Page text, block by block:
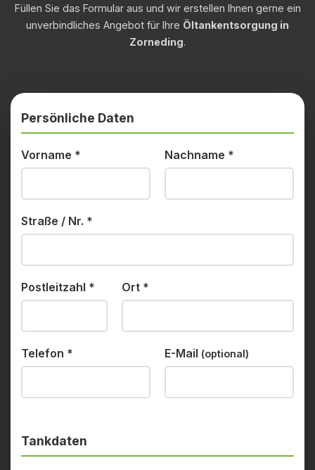
Füllen Sie das Formular aus und wir erstellen Ihnen gerne ein
unverbindliches Angebot für Ihre Öltankentsorgung in
Zorneding.
Persönliche Daten
Vorname * Nachname *
Straße / Nr. *
Postleitzahl * Ort *
Telefon * E-Mail (optional)
Tankdaten